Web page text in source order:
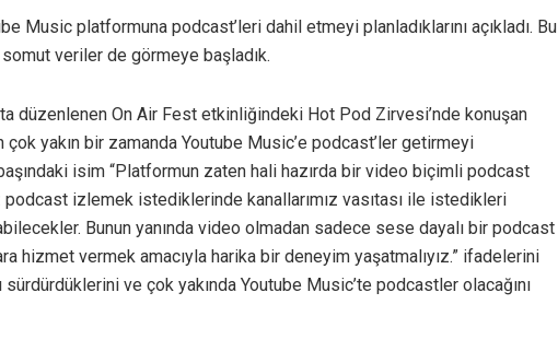
Music platformuna podcast’leri dahil etmeyi planladıklarını açıkladı. Bu
veriler de görmeye başladık.
düzenlenen On Air Fest etkinliğindeki Hot Pod Zirvesi’nde konuşan
çok yakın bir zamanda Youtube Music’e podcast’ler getirmeyi
başındaki isim “Platformun zaten hali hazırda bir video biçimli podcast
podcast izlemek istediklerinde kanallarımız vasıtası ile istedikleri
Bunun yanında video olmadan sadece sese dayalı bir podcast
hizmet vermek amacıyla harika bir deneyim yaşatmalıyız.” ifadelerini
sürdürdüklerini ve çok yakında Youtube Music’te podcastler olacağını